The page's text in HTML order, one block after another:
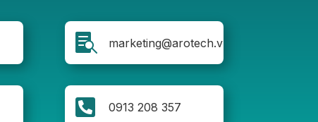
 marketing@arotech.vn
 0913 208 357